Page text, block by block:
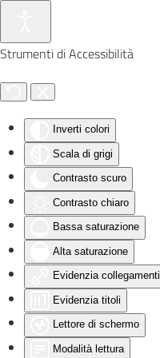
Strumenti di Accessibilità
Inverti colori
Scala di grigi
Contrasto scuro
Contrasto chiaro
Bassa saturazione
Alta saturazione
Evidenzia collegamenti
Evidenzia titoli
Lettore di schermo
Modalità lettura
Skip to main content